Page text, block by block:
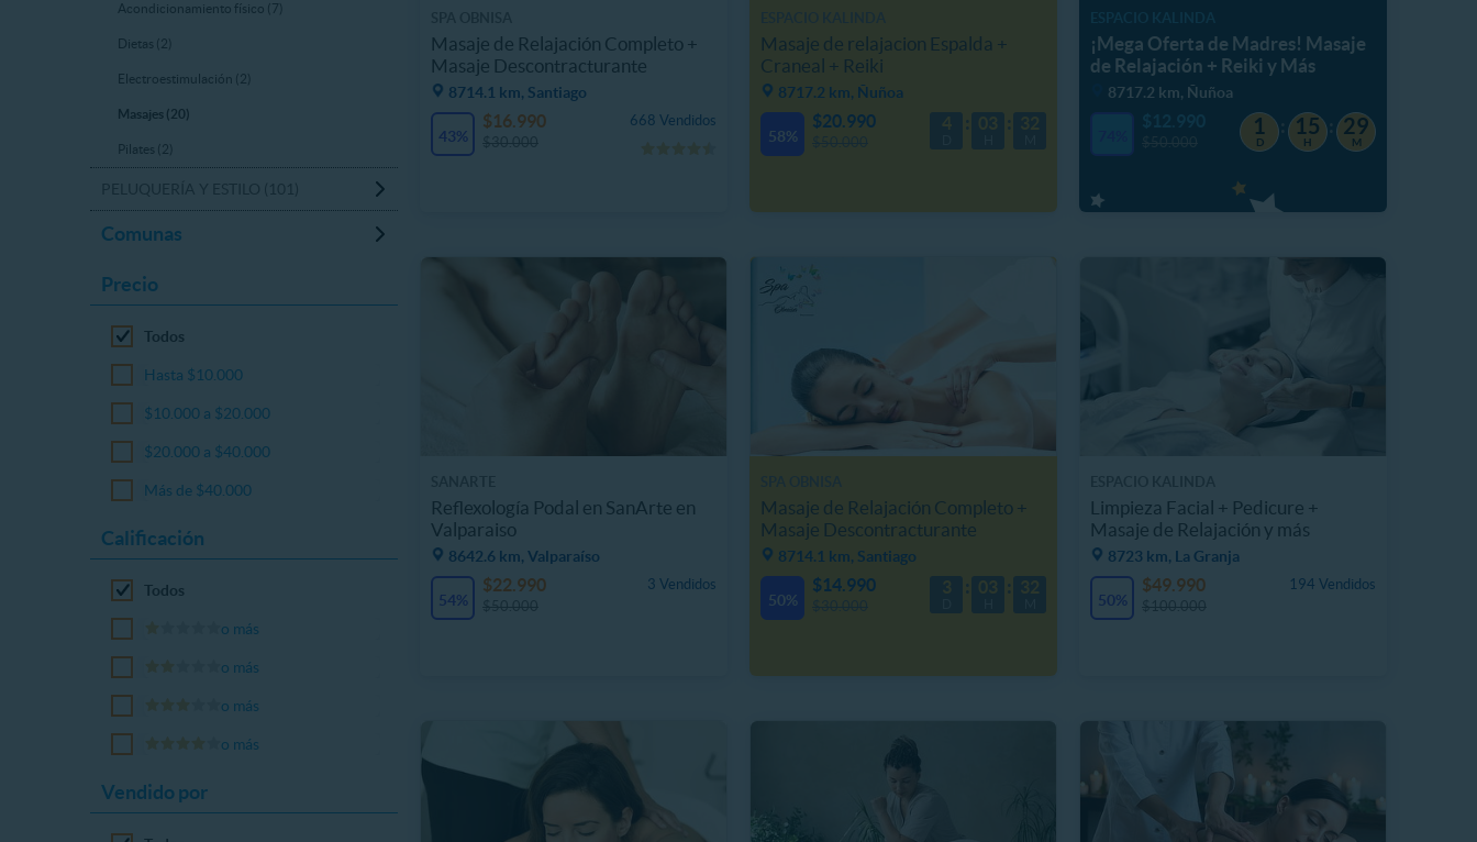
Acondicionamiento físico (7)
Dietas (2)
Electroestimulación (2)
Masajes (20)
Pilates (2)
Comunas
Precio
Todos
Hasta $10.000
$10.000 a $20.000
$20.000 a $40.000
Más de $40.000
Calificación
Todos
o más
o más
o más
o más
Vendido por
Masaje de Relajación Completo +
Masaje Descontracturante
8714.1 km, Santiago
43%
668 Vendidos
$16.990
Masaje de relajacion Espalda +
Craneal + Reiki
8717.2 km, Ñuñoa
58%
4 03 32
$20.990
¡Mega Oferta de Madres! Masaje
de Relajación + Reiki y Más
8717.2 km, Ñuñoa
1
D
15
H
29
M
Reflexología Podal en SanArte en
Valparaiso
8642.6 km, Valparaíso
54%
3 Vendidos
$22.990
Masaje de Relajación Completo +
Masaje Descontracturante
8714.1 km, Santiago
50%
3 03 32
$14.990
Limpieza Facial + Pedicure +
Masaje de Relajación y más
8723 km, La Granja
50%
194 Vendidos
$49.990